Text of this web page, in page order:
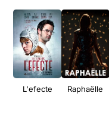
L'efecte Raphaëlle